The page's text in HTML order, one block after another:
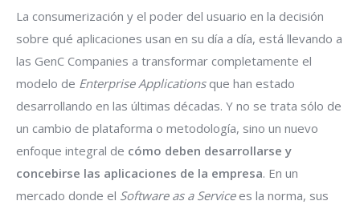
La consumerización y el poder del usuario en la decisión
sobre qué aplicaciones usan en su día a día, está llevando a
las GenC Companies a transformar completamente el
modelo de Enterprise Applicationsque han estado
desarrollando en las últimas décadas. Y no se trata sólo de
un cambio de plataforma o metodología, sino un nuevo
enfoque integral de cómo deben desarrollarse y
concebirse las aplicaciones de la empresa. En un
mercado donde el Software as a Service es la norma, sus